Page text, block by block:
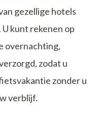
gezellige hotels
kunt rekenen op
overnachting,
zodat u
zonder u
verblijf.